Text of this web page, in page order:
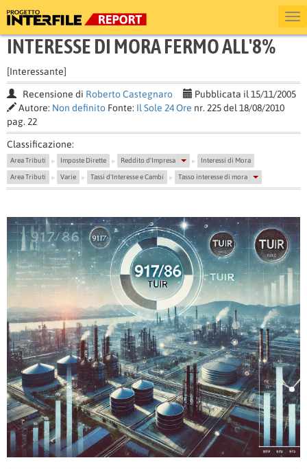
INTERESSE DI MORA FERMO ALL'8%
[Interessante]
Recensione di Roberto Castegnaro
Pubblicata il 15/11/2005
Autore: Non definito Fonte: Il Sole 24 Ore nr. 225 del 18/08/2010
pag. 22
Classificazione:
Area Tributi ▶ Imposte Dirette ▶ Reddito d'Impresa ▶ Interessi di Mora
Area Tributi ▶ Varie ▶ Tassi d'Interesse e Cambi ▶ Tasso interesse di mora